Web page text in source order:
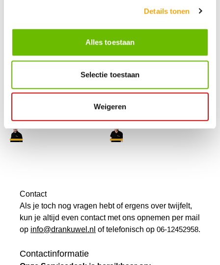
Details tonen
Alles toestaan
Selectie toestaan
Weigeren
La
Contact
Als je toch nog vragen hebt of ergens over twijfelt,
kun je altijd even contact met ons opnemen per mail
op info@drankuwel.nl of telefonisch op 06-12452958.
Contactinformatie